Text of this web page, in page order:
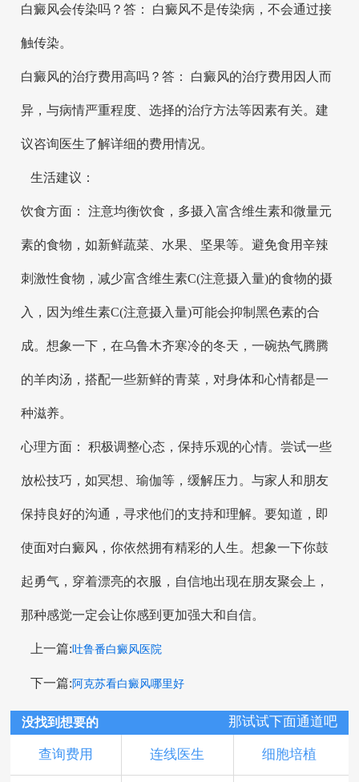
白癜风会传染吗？答： 白癜风不是传染病，不会通过接
触传染。
白癜风的治疗费用高吗？答： 白癜风的治疗费用因人而
异，与病情严重程度、选择的治疗方法等因素有关。建
议咨询医生了解详细的费用情况。
生活建议：
饮食方面： 注意均衡饮食，多摄入富含维生素和微量元
素的食物，如新鲜蔬菜、水果、坚果等。避免食用辛辣
刺激性食物，减少富含维生素C(注意摄入量)的食物的摄
入，因为维生素C(注意摄入量)可能会抑制黑色素的合
成。想象一下，在乌鲁木齐寒冷的冬天，一碗热气腾腾
的羊肉汤，搭配一些新鲜的青菜，对身体和心情都是一
种滋养。
心理方面： 积极调整心态，保持乐观的心情。尝试一些
放松技巧，如冥想、瑜伽等，缓解压力。与家人和朋友
保持良好的沟通，寻求他们的支持和理解。要知道，即
使面对白癜风，你依然拥有精彩的人生。想象一下你鼓
起勇气，穿着漂亮的衣服，自信地出现在朋友聚会上，
那种感觉一定会让你感到更加强大和自信。
上一篇:吐鲁番白癜风医院
下一篇:阿克苏看白癜风哪里好
没找到想要的 那试试下面通道吧
查询费用 连线医生 细胞培植